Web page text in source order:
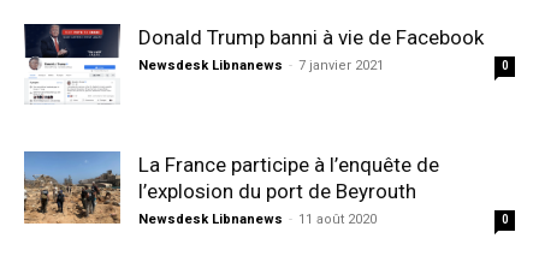
Donald Trump banni à vie de Facebook
Newsdesk Libnanews - 7 janvier 2021 0
La France participe à l’enquête de
l’explosion du port de Beyrouth
Newsdesk Libnanews - 11 août 2020 0